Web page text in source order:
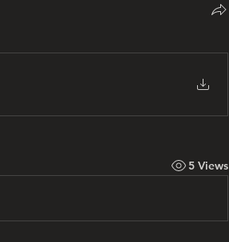
5 Views